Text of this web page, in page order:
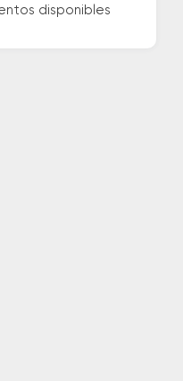
disponibles